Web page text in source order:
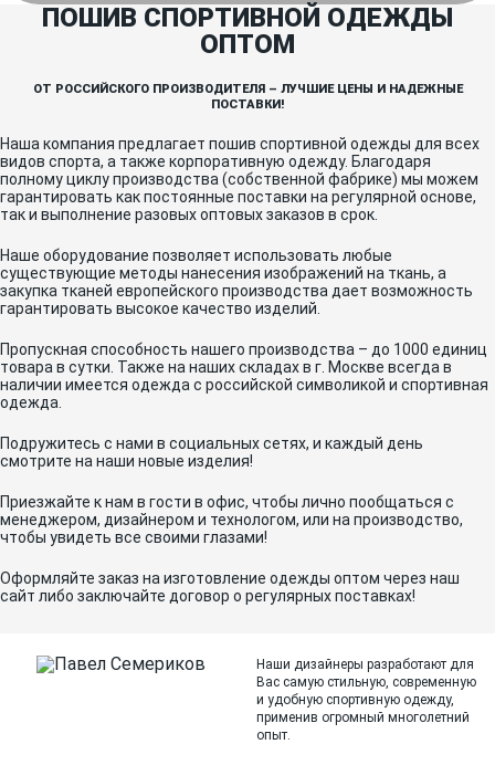
ПОШИВ СПОРТИВНОЙ ОДЕЖДЫ
ОПТОМ
ОТ РОССИЙСКОГО ПРОИЗВОДИТЕЛЯ – ЛУЧШИЕ ЦЕНЫ И НАДЕЖНЫЕ
ПОСТАВКИ!
Наша компания предлагает пошив спортивной одежды для всех
видов спорта, а также корпоративную одежду. Благодаря
полному циклу производства (собственной фабрике) мы можем
гарантировать как постоянные поставки на регулярной основе,
так и выполнение разовых оптовых заказов в срок.
Наше оборудование позволяет использовать любые
существующие методы нанесения изображений на ткань, а
закупка тканей европейского производства дает возможность
гарантировать высокое качество изделий.
Пропускная способность нашего производства – до 1000 единиц
товара в сутки. Также на наших складах в г. Москве всегда в
наличии имеется одежда с российской символикой и спортивная
одежда.
Подружитесь с нами в социальных сетях, и каждый день
смотрите на наши новые изделия!
Приезжайте к нам в гости в офис, чтобы лично пообщаться с
менеджером, дизайнером и технологом, или на производство,
чтобы увидеть все своими глазами!
Оформляйте заказ на изготовление одежды оптом через наш
сайт либо заключайте договор о регулярных поставках!
Наши дизайнеры разработают для
Вас самую стильную, современную
и удобную спортивную одежду,
применив огромный многолетний
опыт.